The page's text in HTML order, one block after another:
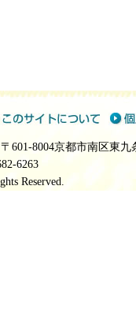
8004京都市南区東九
6263
Reserved.